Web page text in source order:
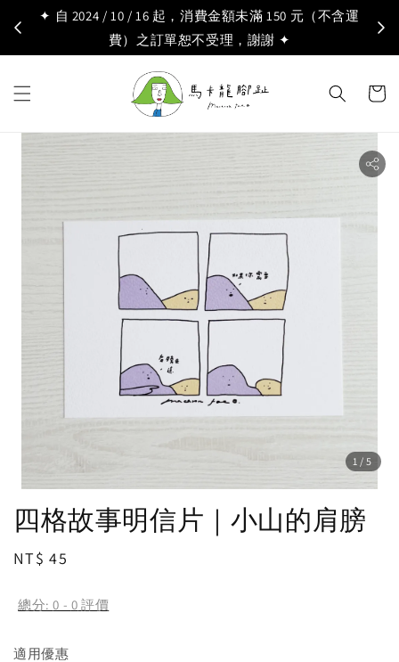
✦ 自 2024 / 10 / 16 起，消費金額未滿 150 元（不含運
費）之訂單恕不受理，謝謝 ✦
1 /5
四格故事明信片｜小山的肩膀
Regular
NT$ 45
總分:0 - 0 評價
適用優惠